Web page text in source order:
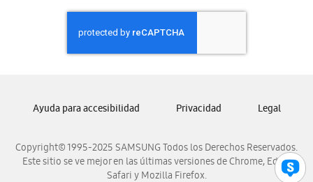
Samsung Honduras
Samsung Nicaragua
Samsung Panamá
Samsung Venezuela
Copyright© 1995-2025 SAMSUNG Todos los Derechos Reservados.
Este sitio se ve mejor en las últimas versiones de Chrome, Edge,
Safari y Mozilla Firefox.
Ayuda para accesibilidad Privacidad Legal